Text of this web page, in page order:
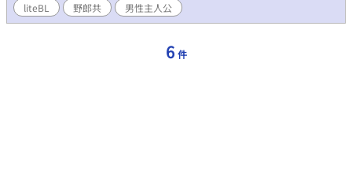
liteBL 野郎共 男性主人公
6 件